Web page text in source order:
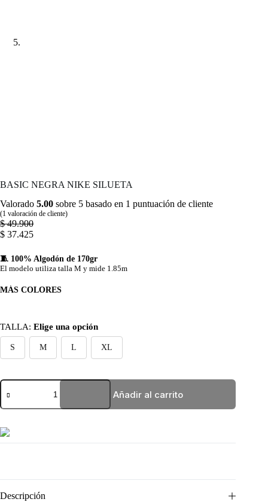
BASIC NEGRA NIKE SILUETA
Valorado 5.00 sobre 5 basado en 1 puntuación de cliente
(1 valoración de cliente)
$49.900
$ 37.425
🧵 100% Algodón de 170gr
El modelo utiliza talla M y mide 1.85m
MÁS COLORES
TALLA: Elige una opción
S M L XL
BASIC
NEGRA
NIKE
Añadir al carrito
Descripción